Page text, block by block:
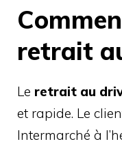
retrait
Le retrait au
et rapide. Le
Intermarché à